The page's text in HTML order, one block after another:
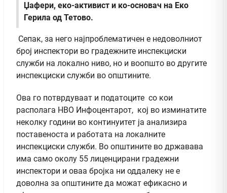
Џафери, еко-активист и ко-основач на Еко
Герила од Тетово.
Сепак, за него најпроблематичен е недоволниот
број инспектори во градежните инспекциски
служби на локално ниво, но и воопшто во другите
инспекциски служби во општините.
Ова го потврдуваат и податоците со кои
располага НВО Инфоцентарот, кој во изминатите
неколку години во континуитет ја анализира
поставеноста и работата на локалните
инспекциски служби. Во општините во државава
има само околу 55 лиценцирани градежни
инспектори и оваа бројка ни оддалеку не е
доволна за општините да можат ефикасно и